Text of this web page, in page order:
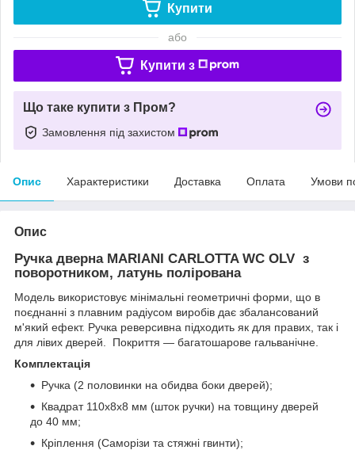
Купити
або
Купити з
Що таке купити з Пром?
Замовлення під захистом
Опис Характеристики Доставка Оплата Умови
Опис
Ручка дверна MARIANI CARLOTTA WC OLV з
поворотником, латунь полірована
Модель використовує мінімальні геометричні форми, що в
поєднанні з плавним радіусом виробів дає збалансований
м'який ефект. Ручка реверсивна підходить як для правих, так і
для лівих дверей. Покриття — багатошарове гальванічне.
Комплектація
Ручка (2 половинки на обидва боки дверей);
Квадрат 110х8х8 мм (шток ручки) на товщину дверей
до 40 мм;
Кріплення (Саморізи та стяжні гвинти);